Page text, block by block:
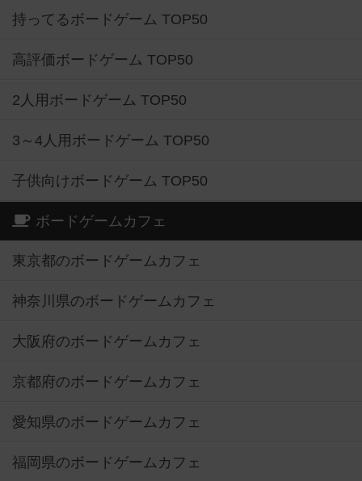
持ってるボードゲーム TOP50
高評価ボードゲーム TOP50
2人用ボードゲーム TOP50
3～4人用ボードゲーム TOP50
子供向けボードゲーム TOP50
ボードゲームカフェ
東京都のボードゲームカフェ
神奈川県のボードゲームカフェ
大阪府のボードゲームカフェ
京都府のボードゲームカフェ
愛知県のボードゲームカフェ
福岡県のボードゲームカフェ